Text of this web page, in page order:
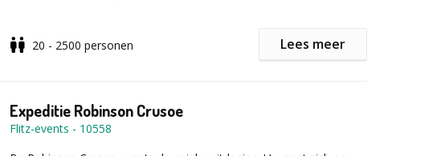
Tijd om je innerlijke Robinson wakker te schudden
survivalgevoel naar jou toe! Sta jij stevig genoeg in je schoenen
tijdens de vuurproef? Of weet jouw team het hoofd koel te houden
bij de puzzelproef? Eén ding is zeker: dit wordt een actief en
20 - 2500 personen Lees meer
Expeditie Robinson Crusoe
Flitz-events - 10558